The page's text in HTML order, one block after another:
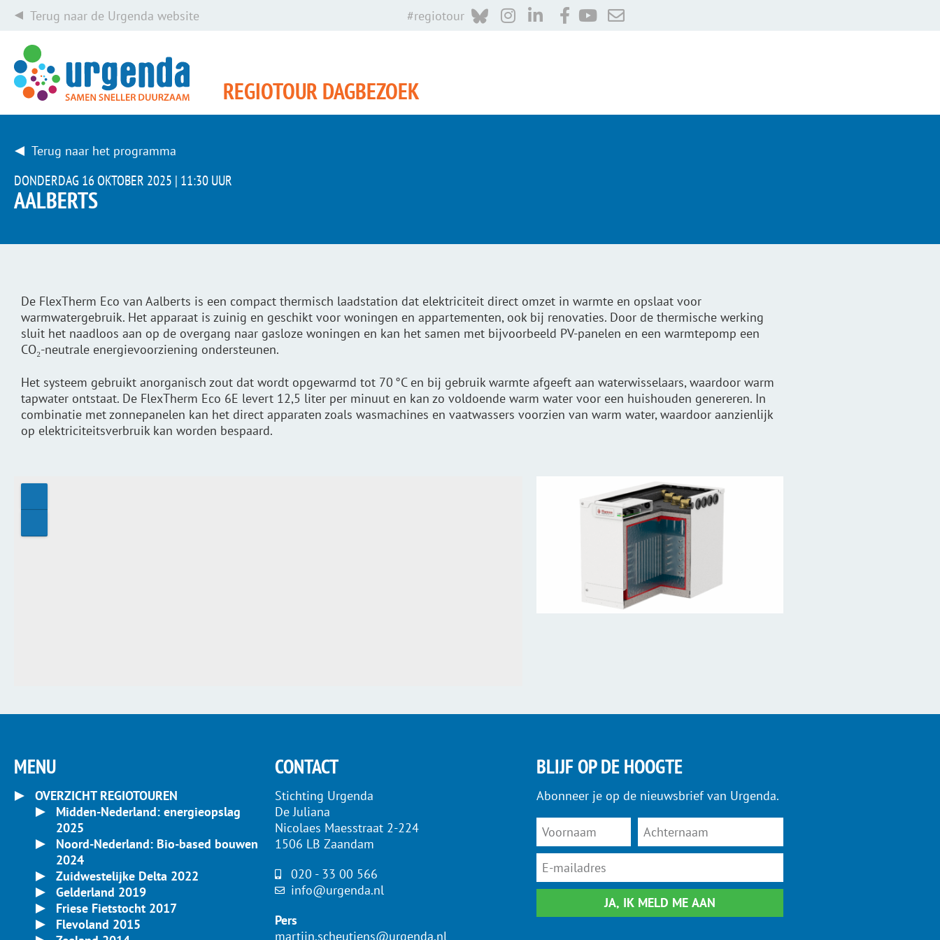
Terug naar de Urgenda website #regiotour
REGIOTOUR DAGBEZOEK
Terug naar het programma
DONDERDAG 16 OKTOBER 2025 | 11:30 UUR
AALBERTS
De FlexTherm Eco van Aalberts is een compact thermisch laadstation dat elektriciteit direct omzet in warmte en opslaat voor
warmwatergebruik. Het apparaat is zuinig en geschikt voor woningen en appartementen, ook bij renovaties. Door de thermische werking
sluit het naadloos aan op de overgang naar gasloze woningen en kan het samen met bijvoorbeeld PV-panelen en een warmtepomp een
CO₂-neutrale energievoorziening ondersteunen.
Het systeem gebruikt anorganisch zout dat wordt opgewarmd tot 70 °C en bij gebruik warmte afgeeft aan waterwisselaars, waardoor warm
tapwater ontstaat. De FlexTherm Eco 6E levert 12,5 liter per minuut en kan zo voldoende warm water voor een huishouden genereren. In
combinatie met zonnepanelen kan het direct apparaten zoals wasmachines en vaatwassers voorzien van warm water, waardoor aanzienlijk
op elektriciteitsverbruik kan worden bespaard.
MENU
OVERZICHT REGIOTOUREN
Midden-Nederland: energieopslag
2025
Noord-Nederland: Bio-based bouwen
2024
Zuidwestelijke Delta 2022
Gelderland 2019
Friese Fietstocht 2017
Flevoland 2015
CONTACT
Stichting Urgenda
De Juliana
Nicolaes Maesstraat 2-224
1506 LB Zaandam
020 - 33 00 566
info@urgenda.nl
Pers
martijn.scheutjens@urgenda.nl
BLIJF OP DE HOOGTE
Abonneer je op de nieuwsbrief van Urgenda.
JA, IK MELD ME AAN